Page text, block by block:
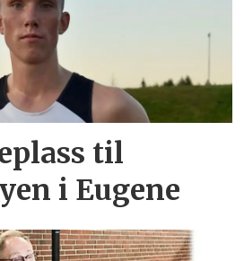
til
i Eugene